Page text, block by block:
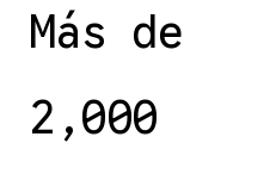
Más de
2,000